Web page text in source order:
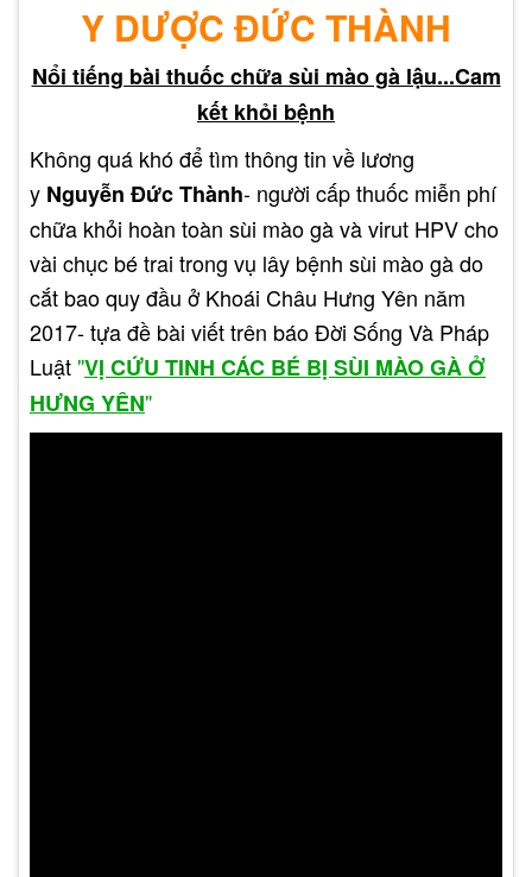
Vòm họng trở nên đau và sưng. Đau thường rõ rệt
khi ăn hoặc nuốt nước bọt.
Bệnh không thể tự lành và có khả năng lây cho
Gây khó khăn trong việc nhai hoặc nuốt thức ăn.
Bệnh sùi mào gà ở miệng có thể gây ra nhiều
biến chứng nguy hiểm. Do đó, nếu không phát
hiện và điều trị kịp thời, nó có thể gây ra những
hệ quả sau đây:
Vỡ loét sùi mào gà.
Y DƯỢC ĐỨC THÀNH
Nổi tiếng bài thuốc chữa sùi mào gà lậu...Cam
kết khỏi bệnh
Không quá khó để tìm thông tin về lương
y Nguyễn Đức Thành- người cấp thuốc miễn phí
chữa khỏi hoàn toàn sùi mào gà và virut HPV cho
vài chục bé trai trong vụ lây bệnh sùi mào gà do
cắt bao quy đầu ở Khoái Châu Hưng Yên năm
2017- tựa đề bài viết trên báo Đời Sống Và Pháp
Luật "VỊ CỨU TINH CÁC BÉ BỊ SÙI MÀO GÀ Ở
HƯNG YÊN"